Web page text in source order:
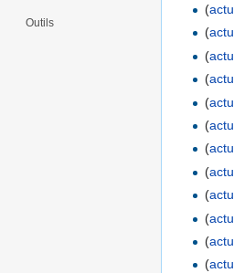
(actu
(actu
(actu
(actu
(actu
(actu
(actu
(actu
(actu
(actu
(actu
(actu
Outils